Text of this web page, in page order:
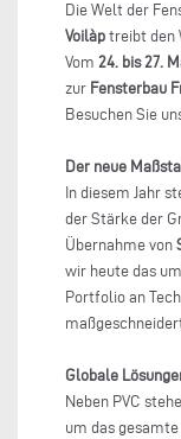
Die Welt der
Voilàp treibt den
Vom 24. bis 27.
zur Fensterbau
Besuchen Sie
Der neue
In diesem Jahr
der Stärke der
Übernahme von
wir heute das
Portfolio an
Globale
Neben PVC
um das